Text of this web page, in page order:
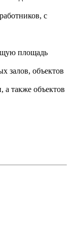
с
площадь
залов, объектов
а также объектов